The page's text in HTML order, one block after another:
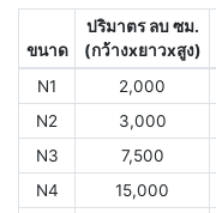
ขนาด
ปริมาตร ลบ ซม.
(กว้างxยาวxสูง)
N1
2,000
N2
3,000
N3
7,500
N4
15,000